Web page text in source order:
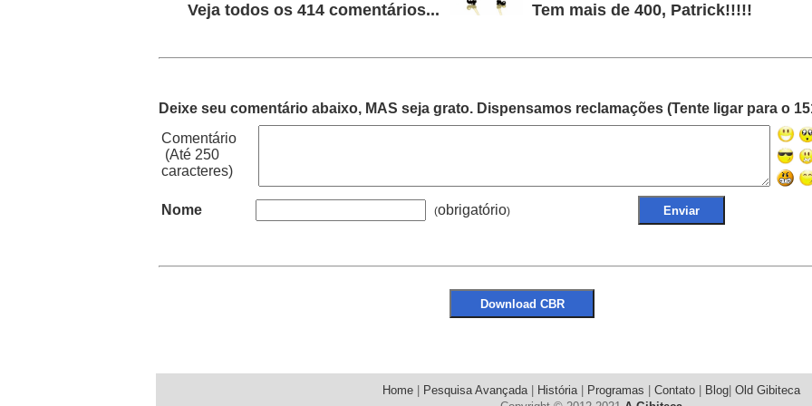
Veja todos os 414 comentários... Tem mais de 400, Patrick!!!!!
Deixe seu comentário abaixo, MAS seja grato. Dispensamos reclamações (Tente ligar para o
Comentário
(Até 250
caracteres)
Nome (obrigatório)
Home| Pesquisa Avançada| História| Programas Contato| Blog| Old Gibiteca